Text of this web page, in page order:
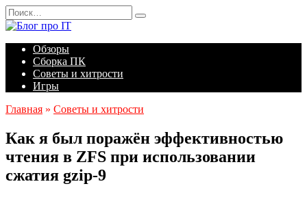
Перейти
к
содержанию
Search
for:
Обзоры
Сборка ПК
Советы и хитрости
Игры
Главная » Советы и хитрости
Как я был поражён эффективностью
чтения в ZFS при использовании
сжатия gzip-9